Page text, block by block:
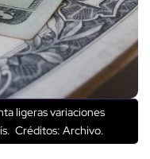
ligeras variaciones
Créditos: Archivo.